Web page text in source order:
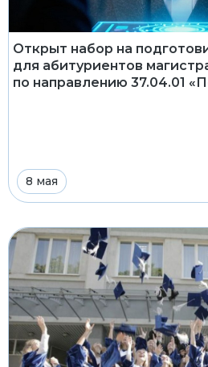
Открыт набор на
для абитуриентов
по направлению 37.04.01
8 мая